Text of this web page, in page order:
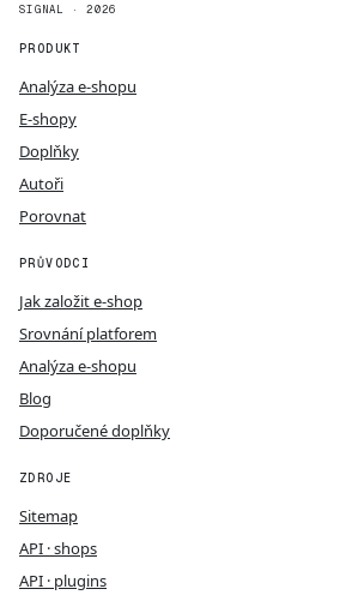
SIGNAL · 2026
PRODUKT
Analýza e-shopu
E-shopy
Doplňky
Autoři
Porovnat
PRŮVODCI
Jak založit e-shop
Srovnání platforem
Analýza e-shopu
Blog
Doporučené doplňky
ZDROJE
Sitemap
API · shops
API · plugins